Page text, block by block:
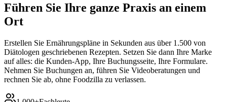
Führen Sie Ihre ganze Praxis an einem
Ort
Erstellen Sie Ernährungspläne in Sekunden aus über 1.500 von
Diätologen geschriebenen Rezepten. Setzen Sie dann Ihre Marke
auf alles: die Kunden-App, Ihre Buchungsseite, Ihre Formulare.
Nehmen Sie Buchungen an, führen Sie Videoberatungen und
rechnen Sie ab, ohne Foodzilla zu verlassen.